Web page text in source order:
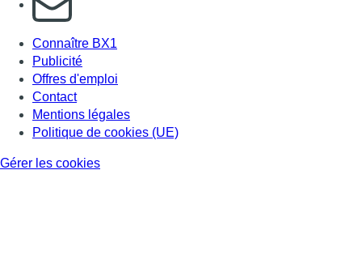
Connaître BX1
Publicité
Offres d'emploi
Contact
Mentions légales
Politique de cookies (UE)
Gérer les cookies